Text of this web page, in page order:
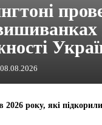
08.08.2026
2026 року, які